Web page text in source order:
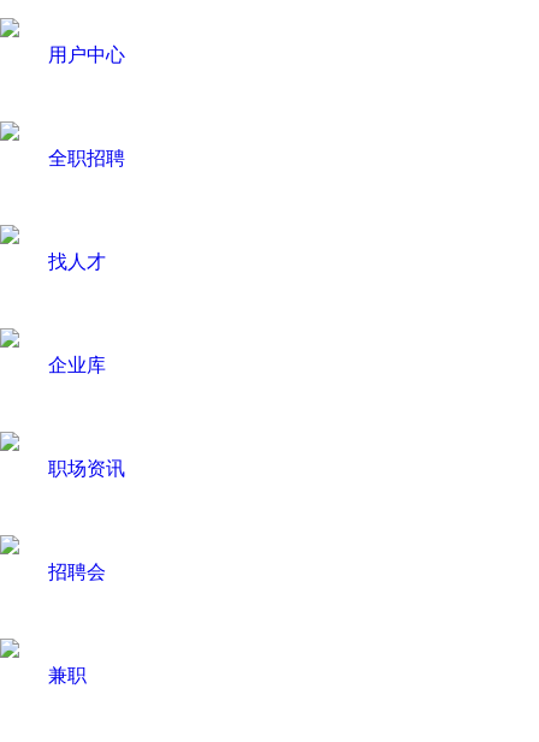
用户中心
全职招聘
找人才
企业库
职场资讯
招聘会
兼职